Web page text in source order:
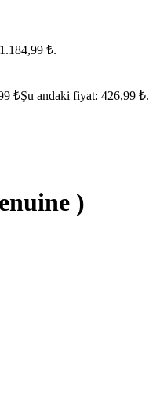
₺.
₺Şu andaki fiyat: 426,99 ₺.
)